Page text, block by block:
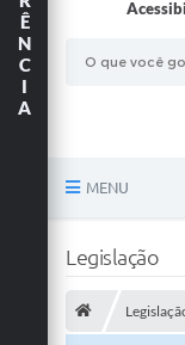
MENU
Publicações
Ê
N
C
I
A
Legislação